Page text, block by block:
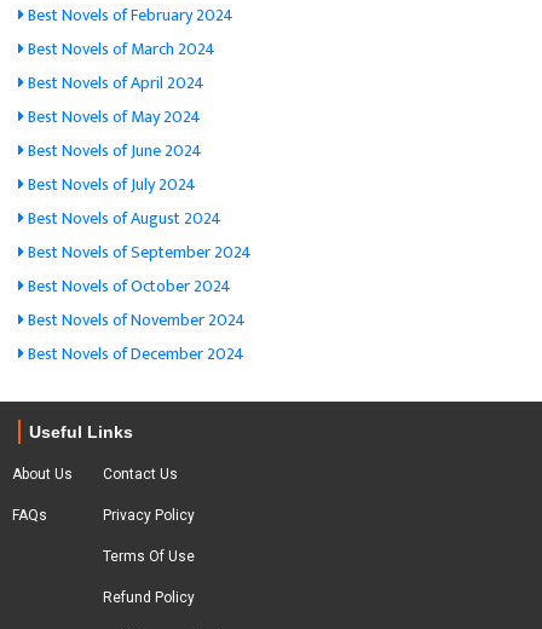
Best Novels of February 2024
Best Novels of March 2024
Best Novels of April 2024
Best Novels of May 2024
Best Novels of June 2024
Best Novels of July 2024
Best Novels of August 2024
Best Novels of September 2024
Best Novels of October 2024
Best Novels of November 2024
Best Novels of December 2024
Useful Links
About Us
FAQs
Contact Us
Privacy Policy
Terms Of Use
Refund Policy